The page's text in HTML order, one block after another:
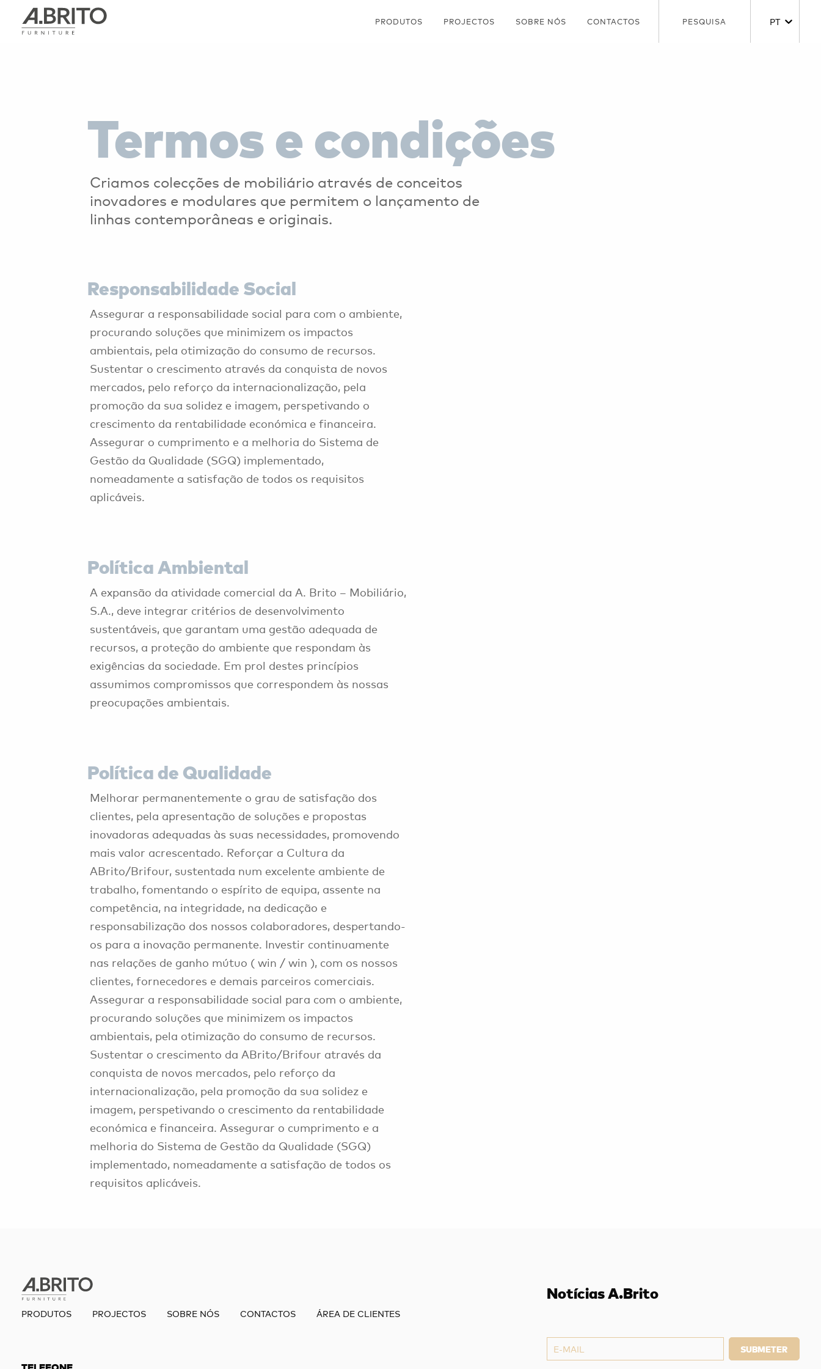
PT
PRODUTOS PROJECTOS SOBRE NÓS CONTACTOS
Termos e condições
Criamos colecções de mobiliário através de conceitos
inovadores e modulares que permitem o lançamento de
linhas contemporâneas e originais.
Responsabilidade Social
Assegurar a responsabilidade social para com o ambiente,
procurando soluções que minimizem os impactos
ambientais, pela otimização do consumo de recursos.
Sustentar o crescimento através da conquista de novos
mercados, pelo reforço da internacionalização, pela
promoção da sua solidez e imagem, perspetivando o
crescimento da rentabilidade económica e financeira.
Assegurar o cumprimento e a melhoria do Sistema de
Gestão da Qualidade (SGQ) implementado,
nomeadamente a satisfação de todos os requisitos
aplicáveis.
Política Ambiental
A expansão da atividade comercial da A. Brito – Mobiliário,
S.A., deve integrar critérios de desenvolvimento
sustentáveis, que garantam uma gestão adequada de
recursos, a proteção do ambiente que respondam às
exigências da sociedade. Em prol destes princípios
assumimos compromissos que correspondem às nossas
preocupações ambientais.
Política de Qualidade
Melhorar permanentemente o grau de satisfação dos
clientes, pela apresentação de soluções e propostas
inovadoras adequadas às suas necessidades, promovendo
mais valor acrescentado. Reforçar a Cultura da
ABrito/Brifour, sustentada num excelente ambiente de
trabalho, fomentando o espírito de equipa, assente na
competência, na integridade, na dedicação e
responsabilização dos nossos colaboradores, despertando-
os para a inovação permanente. Investir continuamente
nas relações de ganho mútuo ( win / win ), com os nossos
clientes, fornecedores e demais parceiros comerciais.
Assegurar a responsabilidade social para com o ambiente,
procurando soluções que minimizem os impactos
ambientais, pela otimização do consumo de recursos.
Sustentar o crescimento da ABrito/Brifour através da
conquista de novos mercados, pelo reforço da
internacionalização, pela promoção da sua solidez e
imagem, perspetivando o crescimento da rentabilidade
económica e financeira. Assegurar o cumprimento e a
melhoria do Sistema de Gestão da Qualidade (SGQ)
implementado, nomeadamente a satisfação de todos os
requisitos aplicáveis.
PRODUTOS PROJECTOS SOBRE NÓS CONTACTOS ÁREA DE CLIENTES
Notícias A.Brito